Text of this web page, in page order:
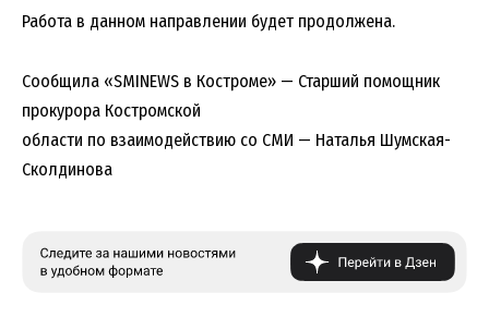
Работа в данном направлении будет продолжена.
Сообщила «SMINEWS в Костроме» — Старший помощник
прокурора Костромской
области по взаимодействию со СМИ — Наталья Шумская-
Сколдинова